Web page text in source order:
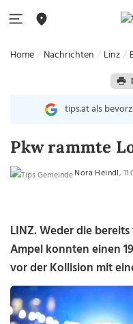
Home Nachrichten Linz
tips.at als
Pkw rammte
Nora Heindl,
LINZ. Weder die
Ampel konnten einen
vor der Kollision mit